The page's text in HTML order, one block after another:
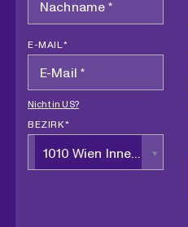
E-MAIL *
Nicht inUS?
BEZIRK *
1010 Wien Innere Stadt